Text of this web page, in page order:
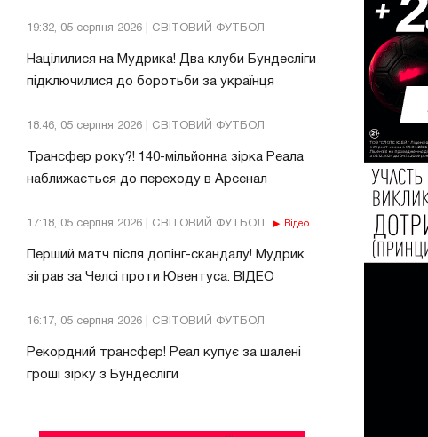
19:32, 05 серпня 2026 | СВІТОВИЙ ФУТБОЛ
Націлилися на Мудрика! Два клуби Бундесліги
підключилися до боротьби за українця
18:46, 05 серпня 2026 | СВІТОВИЙ ФУТБОЛ
Трансфер року?! 140-мільйонна зірка Реала
наближається до переходу в Арсенал
17:18, 05 серпня 2026 | СВІТОВИЙ ФУТБОЛ Відео
Перший матч після допінг-скандалу! Мудрик
зіграв за Челсі проти Ювентуса. ВІДЕО
16:17, 05 серпня 2026 | СВІТОВИЙ ФУТБОЛ
Рекордний трансфер! Реал купує за шалені
гроші зірку з Бундесліги